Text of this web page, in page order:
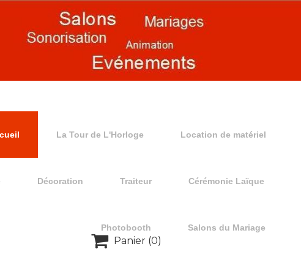
La Tour de L'Horloge Location de matériel
Décoration Traiteur Cérémonie Laïque
Photobooth Salons du Mariage
 Panier (0)